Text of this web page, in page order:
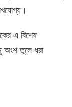
এ বিশেষ
অংশ তুলে ধরা